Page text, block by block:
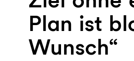
Plan ist
Wunsch“